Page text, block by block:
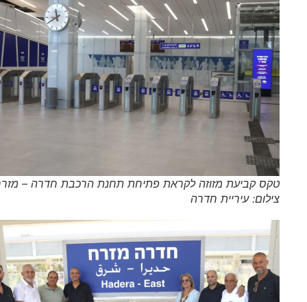
טקס קביעת מזוזה לקראת פתיחת תחנת הרכבת חדרה – מזרח |
צילום: עיריית חדרה